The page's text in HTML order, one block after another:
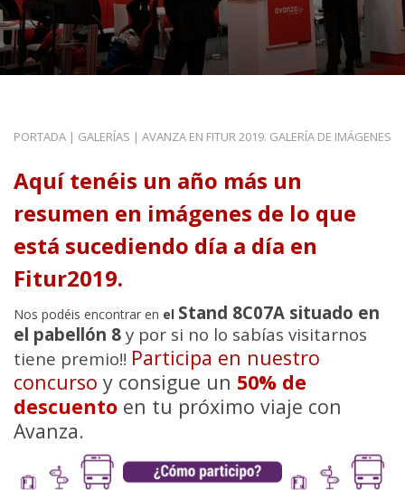
PORTADA | GALERÍAS | AVANZA EN FITUR 2019. GALERÍA DE IMÁGENES
Aquí tenéis un año más un
resumen en imágenes de lo que
está sucediendo día a día en
Fitur2019.
Nos podéis encontrar en el Stand 8C07A situado en
el pabellón 8 y por si no lo sabías visitarnos
tiene premio!! Participa en nuestro
concurso y consigue un 50% de
descuento en tu próximo viaje con
Avanza.